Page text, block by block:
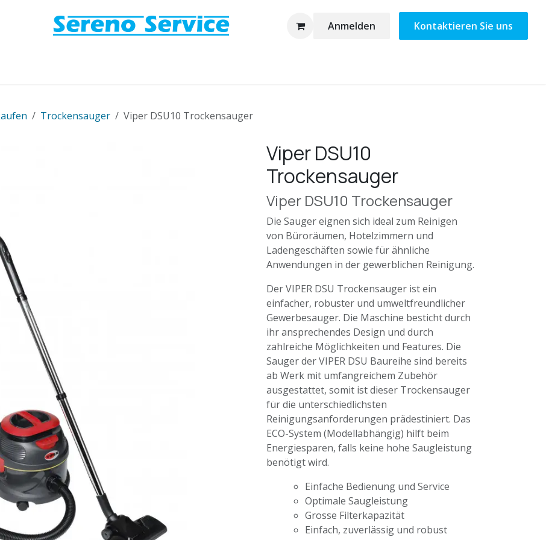
Anmelden Kontaktieren Sie uns
Trockensauger Viper DSU10 Trockensauger
Viper DSU10
Trockensauger
Viper DSU10 Trockensauger
Die Sauger eignen sich ideal zum Reinigen
von Büroräumen, Hotelzimmern und
Ladengeschäften sowie für ähnliche
Anwendungen in der gewerblichen Reinigung.
Der VIPER DSU Trockensauger ist ein
einfacher, robuster und umweltfreundlicher
Gewerbesauger. Die Maschine besticht durch
ihr ansprechendes Design und durch
zahlreiche Möglichkeiten und Features. Die
Sauger der VIPER DSU Baureihe sind bereits
ab Werk mit umfangreichem Zubehör
ausgestattet, somit ist dieser Trockensauger
für die unterschiedlichsten
Reinigungsanforderungen prädestiniert. Das
ECO-System (Modellabhängig) hilft beim
Energiesparen, falls keine hohe Saugleistung
benötigt wird.
Einfache Bedienung und Service
Optimale Saugleistung
Grosse Filterkapazität
Einfach, zuverlässig und robust